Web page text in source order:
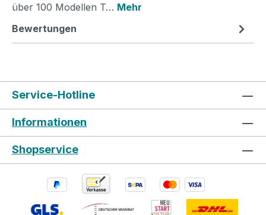
über 100 Modellen T… Mehr
Bewertungen
Service-Hotline
Informationen
Shopservice